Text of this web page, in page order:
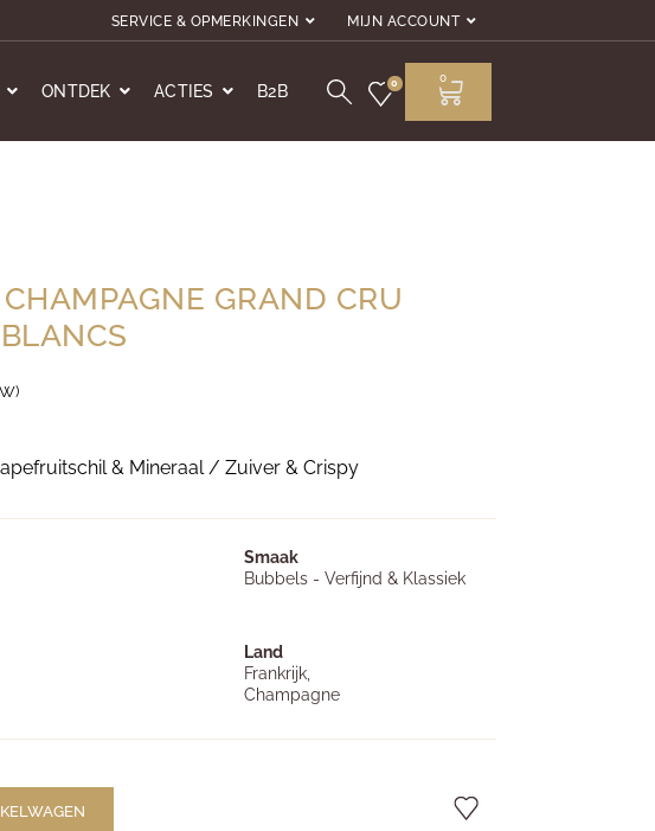
SERVICE & OPMERKINGEN MIJN ACCOUNT
ONTDEK ACTIES B2B 0 0
GRAND CRU
& Mineraal / Zuiver & Crispy
Smaak
Bubbels - Verfijnd & Klassiek
Land
Frankrijk,
Champagne